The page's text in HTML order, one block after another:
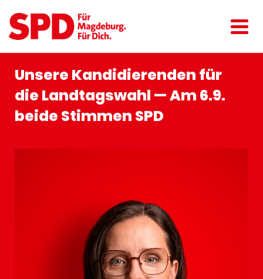
Unsere Kandi­die­renden für
die Landtagswahl — Am 6.9.
beide Stimmen SPD